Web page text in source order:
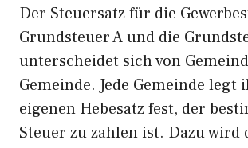
Der Steuersatz für die
Grundsteuer A und die
unterscheidet sich von
Gemeinde. Jede Gemeinde legt
eigenen Hebesatz fest, der
Steuer zu zahlen ist. Dazu wird